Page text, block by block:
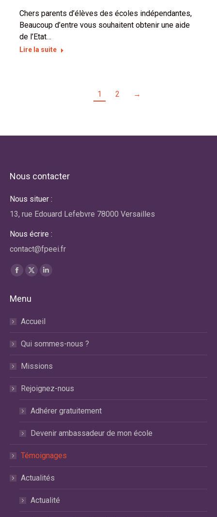
Chers parents d’élèves des écoles indépendantes,
Beaucoup d’entre vous souhaitent obtenir une aide
de l’Etat…
Lire la suite
1 2 →
Nous contacter
Nous situer :
13, rue Edouard Lefebvre 78000 Versailles
Nous écrire :
contact@fpeei.fr
Trouvez nous sur :
La
Facebook
dans
une
fenêtre
La
X
dans
une
fenêtre
La
fenêtre
Menu
Accueil
Qui sommes-nous ?
Missions
Rejoignez-nous
Adhérer gratuitement
Devenir ambassadeur de mon école
Témoignages
Actualités
Actualité